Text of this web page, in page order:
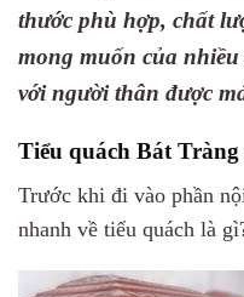
thước phù hợp, chất
mong muốn của
với người thân được
Tiểu quách Bát Tràng
Trước khi đi vào phần
nhanh về tiểu quách là